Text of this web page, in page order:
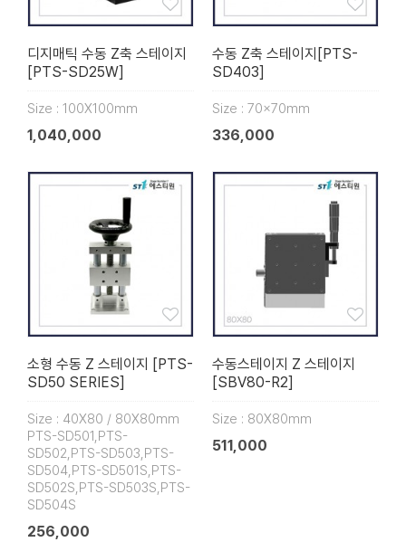
디지매틱 수동 Z축 스테이지
[PTS-SD25W]
Size : 100X100mm
1,040,000
수동 Z축 스테이지[PTS-
SD403]
Size : 70x70mm
336,000
소형 수동 Z 스테이지 [PTS-
SD50 SERIES]
Size : 40X80 / 80X80mm
PTS-SD501,PTS-
SD502,PTS-SD503,PTS-
SD504,PTS-SD501S,PTS-
SD502S,PTS-SD503S,PTS-
SD504S
256,000
수동스테이지 Z 스테이지
[SBV80-R2]
Size : 80X80mm
511,000